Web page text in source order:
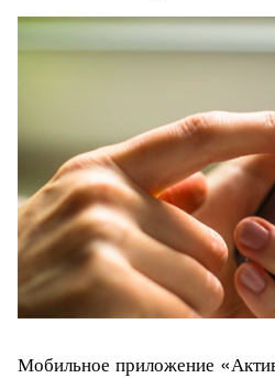
Мобильное приложение